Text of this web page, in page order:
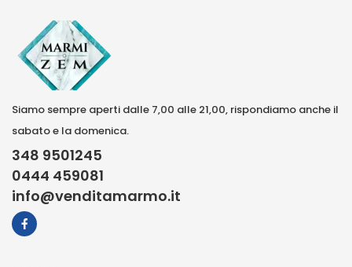
Siamo sempre aperti dalle 7,00 alle 21,00, rispondiamo anche il
sabato e la domenica.
348 9501245
0444 459081
info@venditamarmo.it